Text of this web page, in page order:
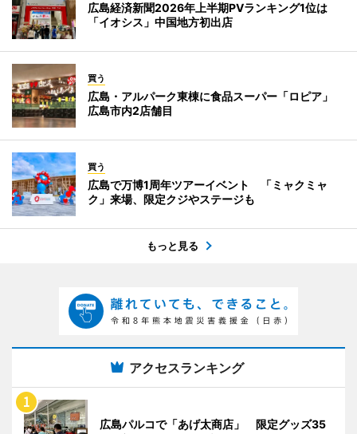
広島経済新聞2026年上半期PVランキング1位は
「イオシス」中国地方初出店
買う
広島・アルパーク東棟に食品スーパー「ロピア」
広島市内2店舗目
買う
広島で万博1周年ツアーイベント 「ミャクミャ
ク」来場、限定クジやステージも
もっと見る
アクセスランキング
広島パルコで「あげ太商店」 限定グッズ35